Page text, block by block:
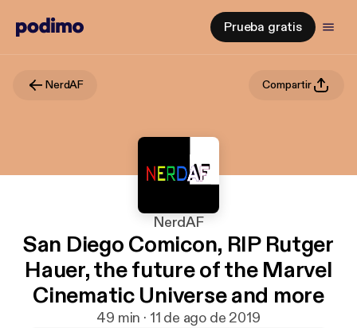
Prueba gratis
NerdAF Compartir
NerdAF
San Diego Comicon, RIP Rutger
Hauer, the future of the Marvel
Cinematic Universe and more
49 min · 11 de ago de 2019